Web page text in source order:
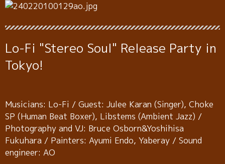
Lo-Fi "Stereo Soul" Release Party in
Tokyo!
Musicians: Lo-Fi / Guest: Julee Karan (Singer), Choke
SP (Human Beat Boxer), Libstems (Ambient Jazz) /
Photography and VJ: Bruce Osborn&Yoshihisa
Fukuhara / Painters: Ayumi Endo, Yaberay / Sound
engineer: AO